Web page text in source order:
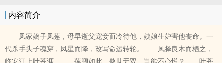
内容简介
凤家嫡子凤莲，母早逝父宠妾而冷待他，姨娘生妒害他丧命。一
代杀手头子魂穿，凤星而降，改写命运转轮。 凤择良木而栖之，
临安江上叶苍涯。 莲卿如此，傲世无双，岂能不心悦？ 叶苍